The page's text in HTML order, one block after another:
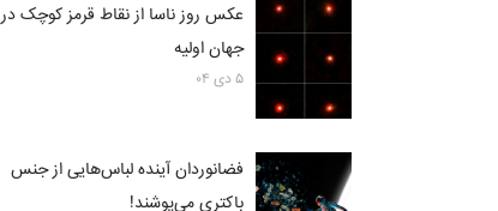
عکس روز ناسا از نقاط قرمز کوچک در
جهان اولیه
۵ دی ۰۴
فضانوردان آینده لباس‌هایی از جنس
باکتری می‌پوشند!